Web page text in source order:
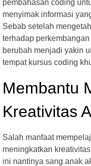
pembahasan coding
menyimak informasi
Sebab setelah
terhadap
berubah menjadi yakin
tempat kursus coding
Membantu
Kreativitas
Salah manfaat
meningkatkan
ini nantinya sang anak